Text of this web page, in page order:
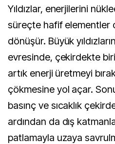
Yıldızlar, enerjilerini
süreçte hafif elementler
dönüşür. Büyük
evresinde, çekirdekte
artık enerji üretmeyi
çökmesine yol açar.
basınç ve sıcaklık
ardından da dış
patlamayla uzaya